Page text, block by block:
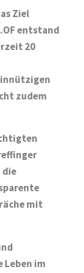
Ziel
entstand
20
zudem
die
mit
im